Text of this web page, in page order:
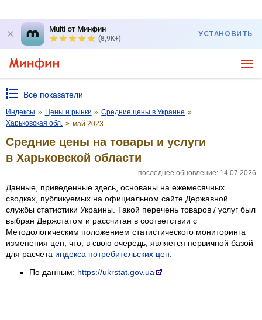
Multi от Минфин
(8,9K+)
УСТАНОВИТЬ
Все показатели
Индексы » Цены и рынки » Средние цены в Украине »
Харьковская обл. » май 2023
Средние цены на товары и услуги
в Харьковской области
последнее обновление: 14.07.2026
Данные, приведенные здесь, основаны на ежемесячных
сводках, публикуемых на официальном сайте Державной
службы статистики Украины. Такой перечень товаров / услуг был
выбран Держстатом и рассчитан в соответствии с
Методологическим положением статистического мониторинга
изменения цен, что, в свою очередь, является первичной базой
для расчета индекса потребительских цен
По данным: https://ukrstat.gov.ua